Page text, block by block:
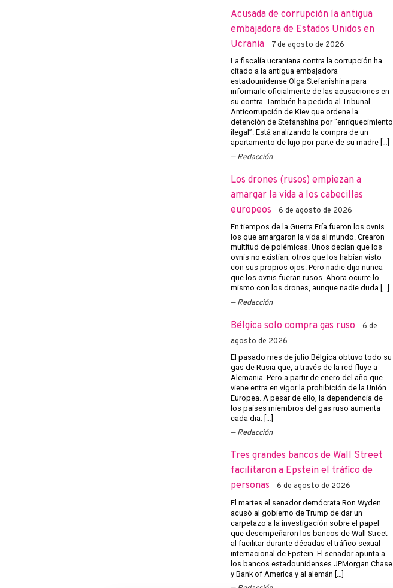
Acusada de corrupción la antigua
embajadora de Estados Unidos en
Ucrania
7 de agosto de 2026
La fiscalía ucraniana contra la corrupción ha
citado a la antigua embajadora
estadounidense Olga Stefanishina para
informarle oficialmente de las acusaciones en
su contra. También ha pedido al Tribunal
Anticorrupción de Kiev que ordene la
detención de Stefanshina por “enriquecimiento
ilegal”. Está analizando la compra de un
apartamento de lujo por parte de su madre […]
Redacción
Los drones (rusos) empiezan a
amargar la vida a los cabecillas
europeos
6 de agosto de 2026
En tiempos de la Guerra Fría fueron los ovnis
los que amargaron la vida al mundo. Crearon
multitud de polémicas. Unos decían que los
ovnis no existían; otros que los habían visto
con sus propios ojos. Pero nadie dijo nunca
que los ovnis fueran rusos. Ahora ocurre lo
mismo con los drones, aunque nadie duda […]
Redacción
Bélgica solo compra gas ruso
6 de
agosto de 2026
El pasado mes de julio Bélgica obtuvo todo su
gas de Rusia que, a través de la red fluye a
Alemania. Pero a partir de enero del año que
viene entra en vigor la prohibición de la Unión
Europea. A pesar de ello, la dependencia de
los países miembros del gas ruso aumenta
cada dia. […]
Redacción
Tres grandes bancos de Wall Street
facilitaron a Epstein el tráfico de
personas
6 de agosto de 2026
El martes el senador demócrata Ron Wyden
acusó al gobierno de Trump de dar un
carpetazo a la investigación sobre el papel
que desempeñaron los bancos de Wall Street
al facilitar durante décadas el tráfico sexual
internacional de Epstein. El senador apunta a
los bancos estadounidenses JPMorgan Chase
y Bank of America y al alemán […]